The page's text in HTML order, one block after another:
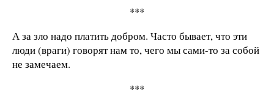
***
А за зло надо платить добром. Часто бывает, что эти
люди (враги) говорят нам то, чего мы сами-то за собой
не замечаем.
***